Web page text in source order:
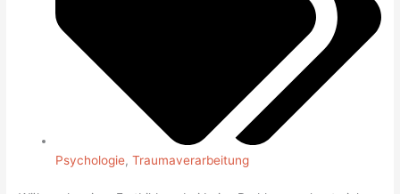
Psychologie,Traumaverarbeitung